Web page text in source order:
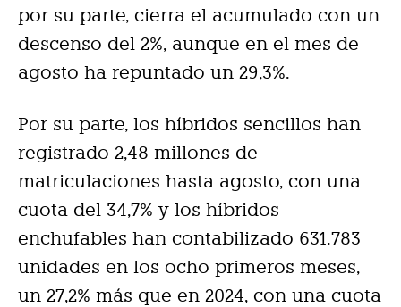
por su parte, cierra el acumulado con un
descenso del 2%, aunque en el mes de
agosto ha repuntado un 29,3%.
Por su parte, los híbridos sencillos han
registrado 2,48 millones de
matriculaciones hasta agosto, con una
cuota del 34,7% y los híbridos
enchufables han contabilizado 631.783
unidades en los ocho primeros meses,
un 27,2% más que en 2024, con una cuota